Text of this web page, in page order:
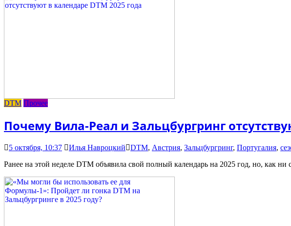
DTM Прочее
Почему Вила-Реал и Зальцбургринг
5 октября, 10:37 Илья Навроцкий DTM, Австрия, Зальцбургринг, Португалия,
Ранее на этой неделе DTM объявила свой полный календарь на 2025 год, но, как